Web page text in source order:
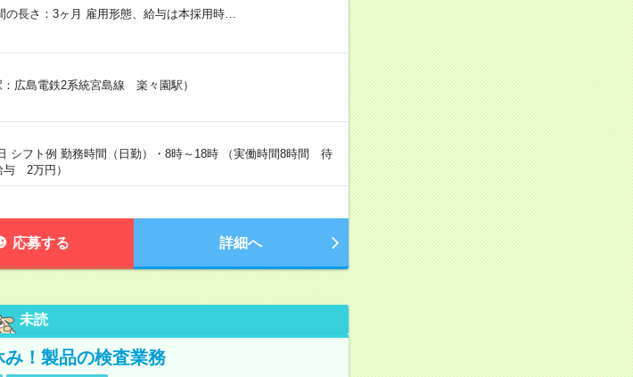
の長さ：3ヶ月 雇用形態、給与は本採用時…
広島電鉄2系統宮島線 楽々園駅）
シフト例 勤務時間（日勤）・8時～18時 （実働時間8時間 待
与 2万円）
応募する 詳細へ
未読
！製品の検査業務